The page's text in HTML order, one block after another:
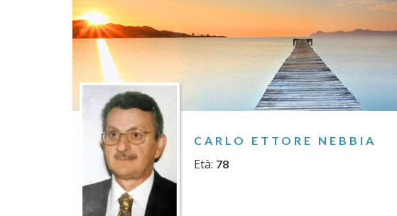
CARLO ETTORE NEBBIA
Età: 78